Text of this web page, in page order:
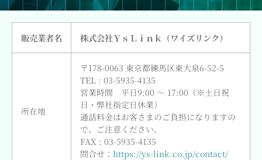
販売業者名 株式会社ＹｓＬｉｎｋ（ワイズリンク）
所在地
〒178-0063 東京都練馬区東大泉6-52-5
TEL : 03-5935-4135
営業時間 平日9:00 ～ 17:00（※土日祝
日・弊社指定日休業）
通話料金はお客さまのご負担になりますの
で、ご注意ください。
FAX : 03-5935-4135
問合せ： https://ys-link.co.jp/contact/